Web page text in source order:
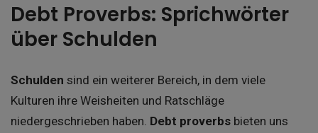
Debt Proverbs: Sprichwörter
über Schulden
Schulden sind ein weiterer Bereich, in dem viele
Kulturen ihre Weisheiten und Ratschläge
niedergeschrieben haben. Debt proverbs bieten uns